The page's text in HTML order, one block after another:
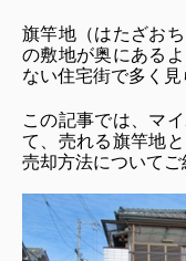
旗竿地（はたざお
の敷地が奥にある
ない住宅街で多く見
この記事では、マ
て、売れる旗竿地
売却方法についてご